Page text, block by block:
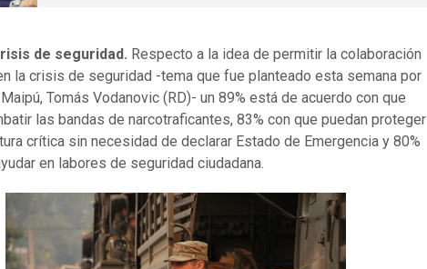
de seguridad. Respecto a la idea de permitir la colaboración
la crisis de seguridad -tema que fue planteado esta semana por
Tomás Vodanovic (RD)- un 89% está de acuerdo con que
las bandas de narcotraficantes, 83% con que puedan proteger
crítica sin necesidad de declarar Estado de Emergencia y 80%
en labores de seguridad ciudadana.